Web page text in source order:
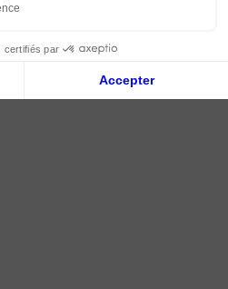
Tous droits réservés